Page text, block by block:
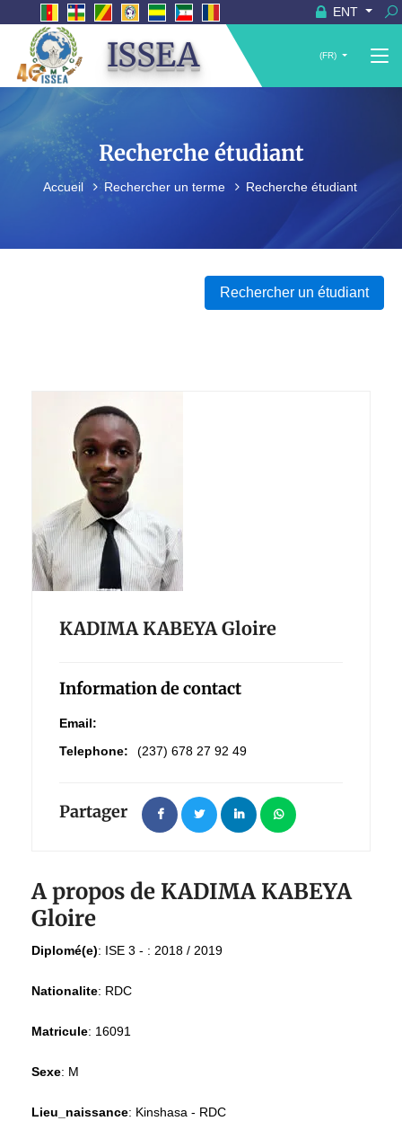
ENT
ISSEA (FR)
Recherche étudiant
Accueil Rechercher un terme Recherche étudiant
Rechercher un étudiant
KADIMA KABEYA Gloire
Information de contact
Email:
Telephone:
(237) 678 27 92 49
Partager
A propos de KADIMA KABEYA
Gloire
Diplomé(e): ISE 3 - : 2018 / 2019
Nationalite: RDC
Matricule: 16091
Sexe: M
Lieu_naissance: Kinshasa - RDC